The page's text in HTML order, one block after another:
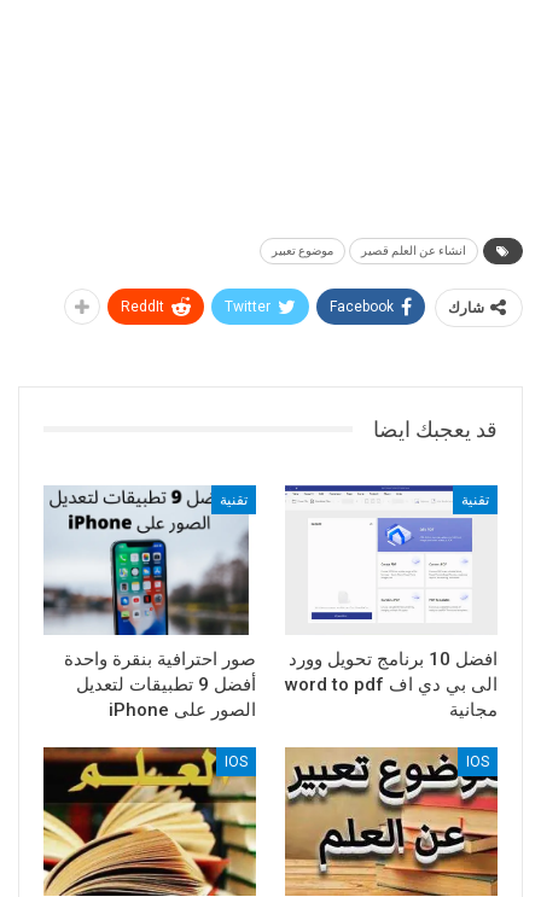
انشاء عن العلم قصير موضوع تعبير
شارك Facebook
Twitter
ReddIt
قد يعجبك ايضا
تقنية
افضل 10 برنامج تحويل وورد
الى بي دي اف word to pdf
مجانية
تقنية
صور احترافية بنقرة واحدة
أفضل 9 تطبيقات لتعديل
الصور على iPhone
IOS
IOS